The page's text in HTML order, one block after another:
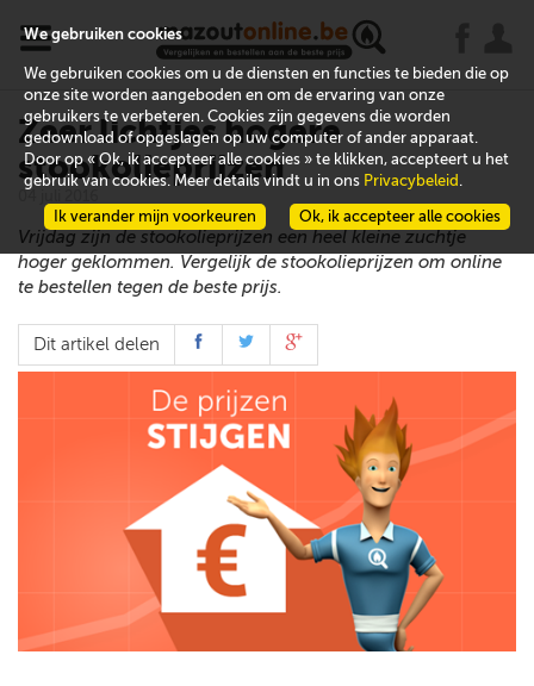
x
Zeer lichtjes hogere
stookolieprijzen
Vrijdag zijn de stookolieprijzen een heel kleine zuchtje
hoger geklommen. Vergelijk de stookolieprijzen om online
te bestellen tegen de beste prijs.
Dit artikel delen
We gebruiken cookies
We gebruiken cookies om u de diensten en functies te bieden die op
onze site worden aangeboden en om de ervaring van onze
gebruikers te verbeteren. Cookies zijn gegevens die worden
gedownload of opgeslagen op uw computer of ander apparaat.
Door op « Ok, ik accepteer alle cookies » te klikken, accepteert u het
gebruik van cookies. Meer details vindt u in ons Privacybeleid .
Ok, ik accepteer alle cookies
Ik verander mijn voorkeuren